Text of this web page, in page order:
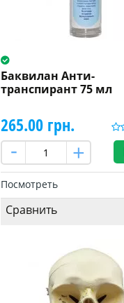
Баквилан Анти-
транспирант 75 мл
265.00 грн.
Посмотреть
Сравнить